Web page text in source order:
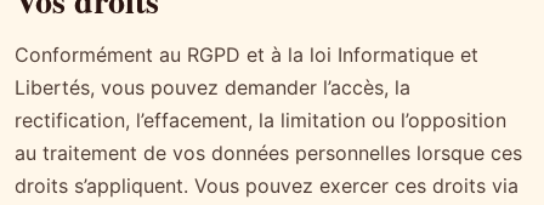
Conformément au RGPD et à la loi Informatique et
Libertés, vous pouvez demander l’accès, la
rectification, l’effacement, la limitation ou l’opposition
au traitement de vos données personnelles lorsque ces
droits s’appliquent. Vous pouvez exercer ces droits via